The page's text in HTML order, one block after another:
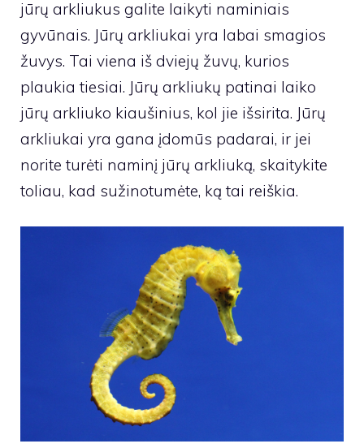
jūrų arkliukus galite laikyti naminiais
gyvūnais. Jūrų arkliukai yra labai smagios
žuvys. Tai viena iš dviejų žuvų, kurios
plaukia tiesiai. Jūrų arkliukų patinai laiko
jūrų arkliuko kiaušinius, kol jie išsirita. Jūrų
arkliukai yra gana įdomūs padarai, ir jei
norite turėti naminį jūrų arkliuką, skaitykite
toliau, kad sužinotumėte, ką tai reiškia.